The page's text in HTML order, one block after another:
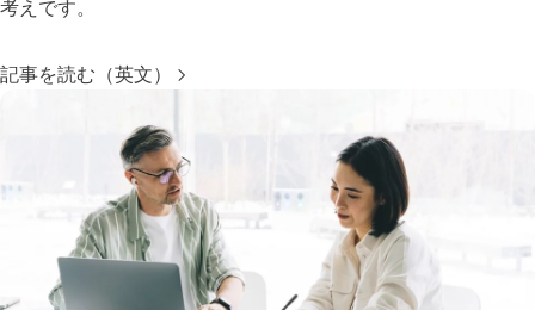
考えです。
記事を読む（英文）